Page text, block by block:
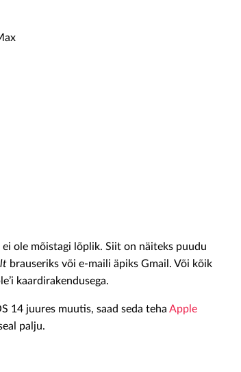
ole mõistagi lõplik. Siit on näiteks puudu
brauseriks või e-maili äpiks Gmail. Või kõik
kaardirakendusega.
14 juures muutis, saad seda teha Apple
palju.